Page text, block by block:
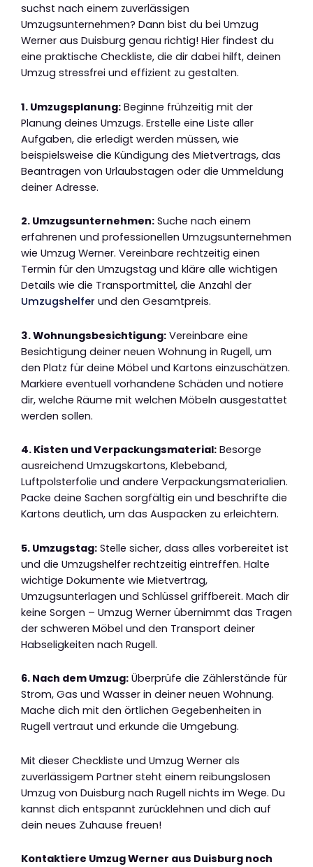
suchst nach einem zuverlässigen
Umzugsunternehmen? Dann bist du bei Umzug
Werner aus Duisburg genau richtig! Hier findest du
eine praktische Checkliste, die dir dabei hilft, deinen
Umzug stressfrei und effizient zu gestalten.
1. Umzugsplanung: Beginne frühzeitig mit der
Planung deines Umzugs. Erstelle eine Liste aller
Aufgaben, die erledigt werden müssen, wie
beispielsweise die Kündigung des Mietvertrags, das
Beantragen von Urlaubstagen oder die Ummeldung
deiner Adresse.
2. Umzugsunternehmen: Suche nach einem
erfahrenen und professionellen Umzugsunternehmen
wie Umzug Werner. Vereinbare rechtzeitig einen
Termin für den Umzugstag und kläre alle wichtigen
Details wie die Transportmittel, die Anzahl der
Umzugshelfer und den Gesamtpreis.
3. Wohnungsbesichtigung: Vereinbare eine
Besichtigung deiner neuen Wohnung in Rugell, um
den Platz für deine Möbel und Kartons einzuschätzen.
Markiere eventuell vorhandene Schäden und notiere
dir, welche Räume mit welchen Möbeln ausgestattet
werden sollen.
4. Kisten und Verpackungsmaterial: Besorge
ausreichend Umzugskartons, Klebeband,
Luftpolsterfolie und andere Verpackungsmaterialien.
Packe deine Sachen sorgfältig ein und beschrifte die
Kartons deutlich, um das Auspacken zu erleichtern.
5. Umzugstag: Stelle sicher, dass alles vorbereitet ist
und die Umzugshelfer rechtzeitig eintreffen. Halte
wichtige Dokumente wie Mietvertrag,
Umzugsunterlagen und Schlüssel griffbereit. Mach dir
keine Sorgen – Umzug Werner übernimmt das Tragen
der schweren Möbel und den Transport deiner
Habseligkeiten nach Rugell.
6. Nach dem Umzug: Überprüfe die Zählerstände für
Strom, Gas und Wasser in deiner neuen Wohnung.
Mache dich mit den örtlichen Gegebenheiten in
Rugell vertraut und erkunde die Umgebung.
Mit dieser Checkliste und Umzug Werner als
zuverlässigem Partner steht einem reibungslosen
Umzug von Duisburg nach Rugell nichts im Wege. Du
kannst dich entspannt zurücklehnen und dich auf
dein neues Zuhause freuen!
Kontaktiere Umzug Werner aus Duisburg noch